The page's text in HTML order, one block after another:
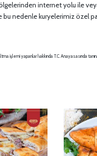
internet yolu ile
bu nedenle kuryelerimiz özel
işlemi yapanlar hakkında T.C. Anayasasında